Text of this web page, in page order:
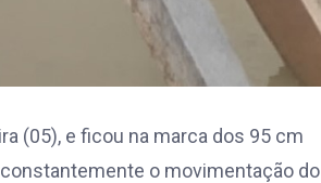
(05), e ficou na marca dos 95 cm
o movimentação do